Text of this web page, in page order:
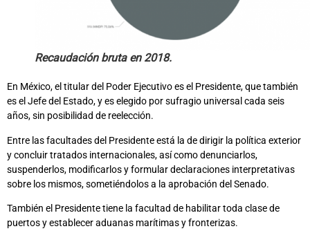
Recaudación bruta en 2018.
En México, el titular del Poder Ejecutivo es el Presidente, que también
es el Jefe del Estado, y es elegido por sufragio universal cada seis
años, sin posibilidad de reelección.
Entre las facultades del Presidente está la de dirigir la política exterior
y concluir tratados internacionales, así como denunciarlos,
suspenderlos, modificarlos y formular declaraciones interpretativas
sobre los mismos, sometiéndolos a la aprobación del Senado.
También el Presidente tiene la facultad de habilitar toda clase de
puertos y establecer aduanas marítimas y fronterizas.